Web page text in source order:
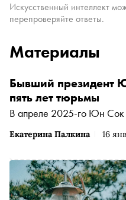
Искусственный интеллект
перепроверяйте ответы.
Материалы
Екатерина Палкина 16
Бывший президент
пять лет тюрьмы
В апреле 2025-го Юн Сок